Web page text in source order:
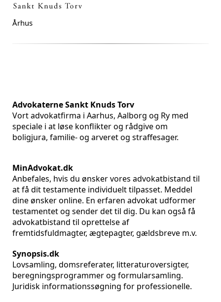
Århus
Advokaterne Sankt Knuds Torv
Vort advokatfirma i Aarhus, Aalborg og Ry med
speciale i at løse konflikter og rådgive om
boligjura, familie- og arveret og straffesager.
MinAdvokat.dk
Anbefales, hvis du ønsker vores advokatbistand til
at få dit testamente individuelt tilpasset. Meddel
dine ønsker online. En erfaren advokat udformer
testamentet og sender det til dig. Du kan også få
advokatbistand til oprettelse af
fremtidsfuldmagter, ægtepagter, gældsbreve m.v.
Synopsis.dk
Lovsamling, domsreferater, litteraturoversigter,
beregningsprogrammer og formularsamling.
Juridisk informationssøgning for professionelle.